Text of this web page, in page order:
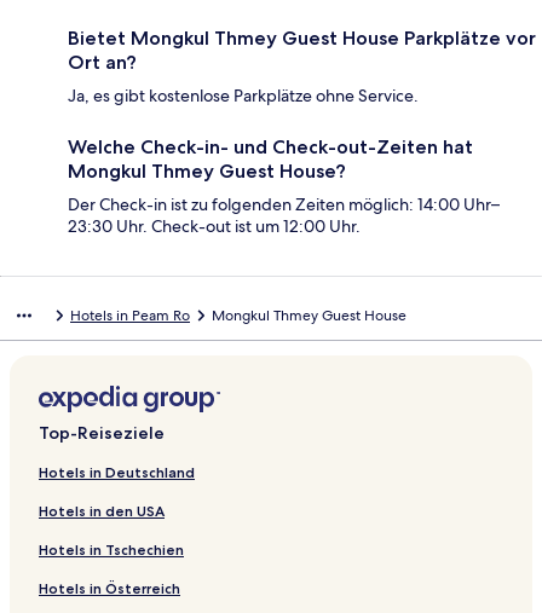
Bietet Mongkul Thmey Guest House Parkplätze vor
Ort an?
Ja, es gibt kostenlose Parkplätze ohne Service.
Welche Check-in- und Check-out-Zeiten hat
Mongkul Thmey Guest House?
Der Check-in ist zu folgenden Zeiten möglich: 14:00 Uhr–
23:30 Uhr. Check-out ist um 12:00 Uhr.
Hotels in Peam Ro Mongkul Thmey Guest House
Top-Reiseziele
Hotels in Deutschland
Hotels in den USA
Hotels in Tschechien
Hotels in Österreich